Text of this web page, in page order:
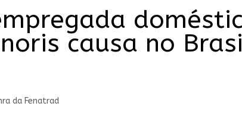
causa no
da Fenatrad